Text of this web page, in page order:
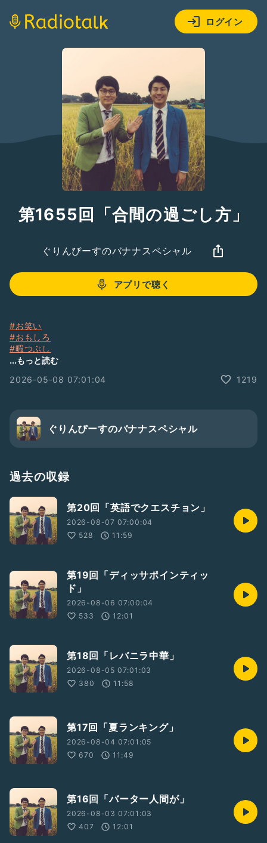
ログイン
第1655回「合間の過ごし方」
ぐりんぴーすのバナナスペシャル
アプリで聴く
#お笑い
#おもしろ
#暇つぶし
#ぐりバナ
...もっと読む
2026-05-08 07:01:04
1219
ぐりんぴーすのバナナスペシャル
過去の収録
第20回「英語でクエスチョン」
2026-08-07 07:00:04
528
11:59
第19回「ディッサポインティッ
ド」
2026-08-06 07:00:04
533
12:01
第18回「レバニラ中華」
2026-08-05 07:01:03
380
11:58
第17回「夏ランキング」
2026-08-04 07:01:05
670
11:49
第16回「バーター人間が」
2026-08-03 07:01:03
407
12:01